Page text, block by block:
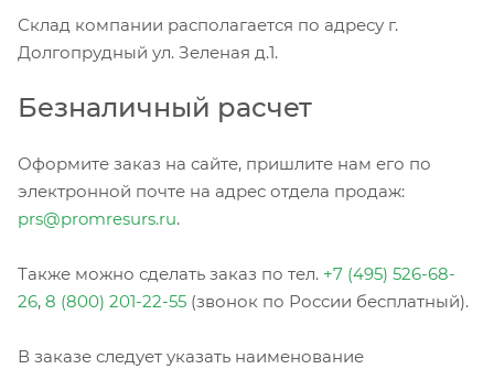
Склад компании располагается по адресу г.
Долгопрудный ул. Зеленая д.1.
Безналичный расчет
Оформите заказ на сайте, пришлите нам его по
электронной почте на адрес отдела продаж:
prs@promresurs.ru.
Также можно сделать заказ по тел. +7 (495) 526-68-
26, 8 (800) 201-22-55 (звонок по России бесплатный).
В заказе следует указать наименование